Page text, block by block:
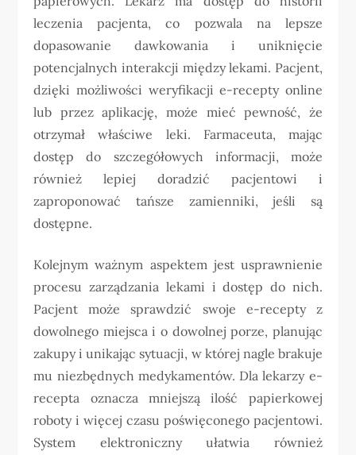
leczenia pacjenta, co pozwala na lepsze
dopasowanie dawkowania i uniknięcie
potencjalnych interakcji między lekami. Pacjent,
dzięki możliwości weryfikacji e-recepty online
lub przez aplikację, może mieć pewność, że
otrzymał właściwe leki. Farmaceuta, mając
dostęp do szczegółowych informacji, może
również lepiej doradzić pacjentowi i
zaproponować tańsze zamienniki, jeśli są
dostępne.
Kolejnym ważnym aspektem jest usprawnienie
procesu zarządzania lekami i dostęp do nich.
Pacjent może sprawdzić swoje e-recepty z
dowolnego miejsca i o dowolnej porze, planując
zakupy i unikając sytuacji, w której nagle brakuje
mu niezbędnych medykamentów. Dla lekarzy e-
recepta oznacza mniejszą ilość papierkowej
roboty i więcej czasu poświęconego pacjentowi.
System elektroniczny ułatwia również